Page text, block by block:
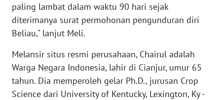
paling lambat dalam waktu 90 hari sejak
diterimanya surat permohonan pengunduran diri
Beliau," lanjut Meli.
Melansir situs resmi perusahaan, Chairul adalah
Warga Negara Indonesia, lahir di Cianjur, umur 65
tahun. Dia memperoleh gelar Ph.D., jurusan Crop
Science dari University of Kentucky, Lexington, Ky -
WN
JAKARTA
JABAR
WN
BANTEN